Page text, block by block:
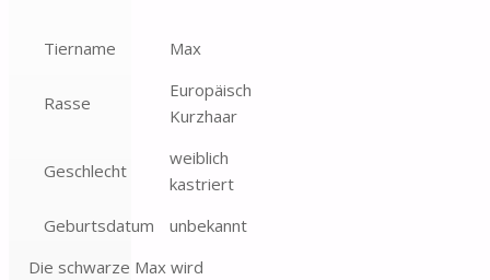
Tiername Max
Rasse
Europäisch
Kurzhaar
Geschlecht
weiblich
kastriert
Geburtsdatum
unbekannt
Die schwarze Max wird